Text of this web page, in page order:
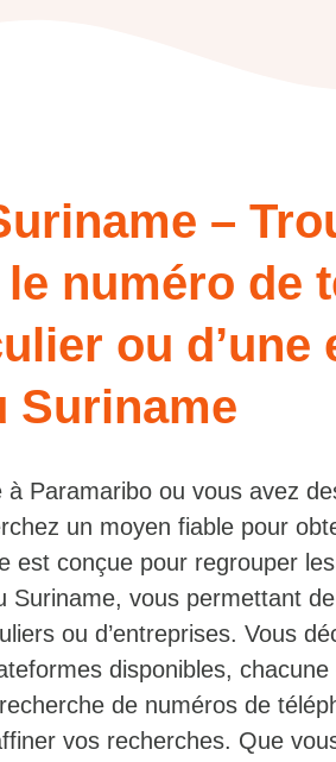
–
numéro de
ou d’une
Suriname
Paramaribo ou vous avez
un moyen fiable pour
est conçue pour regrouper
Suriname, vous permettant
ou d’entreprises. Vous
disponibles,
de numéros de
vos recherches. Que